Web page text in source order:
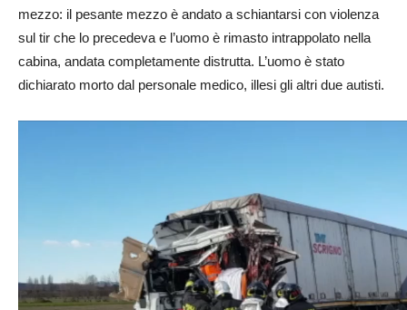
mezzo: il pesante mezzo è andato a schiantarsi con violenza
sul tir che lo precedeva e l’uomo è rimasto intrappolato nella
cabina, andata completamente distrutta. L’uomo è stato
dichiarato morto dal personale medico, illesi gli altri due autisti.